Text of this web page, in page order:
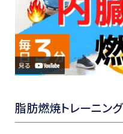
脂肪燃焼トレーニング